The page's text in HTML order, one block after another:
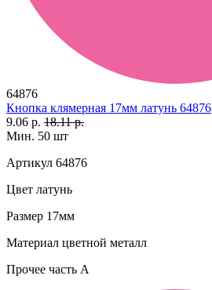
64876
Кнопка клямерная 17мм латунь 64876
9.06 р. 18.11 р.
Мин. 50 шт
Артикул 64876
Цвет латунь
Размер 17мм
Материал цветной металл
Прочее часть A